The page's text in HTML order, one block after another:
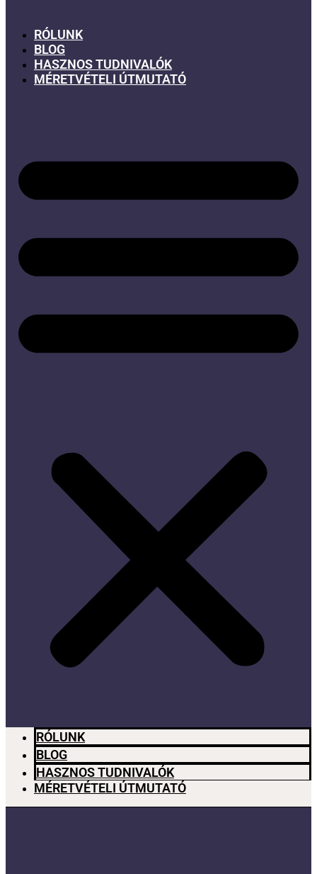
RÓLUNK
BLOG
HASZNOS TUDNIVALÓK
MÉRETVÉTELI ÚTMUTATÓ
RÓLUNK
BLOG
HASZNOS TUDNIVALÓK
MÉRETVÉTELI ÚTMUTATÓ